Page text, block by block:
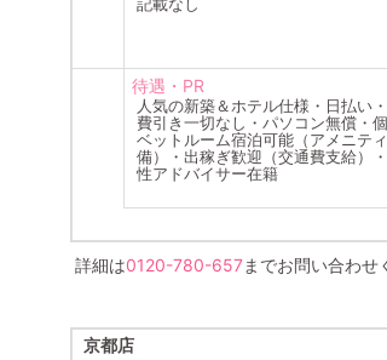
待遇・PR
人気の新築＆ホテル仕様・日払い
費引き一切なし・パソコン無償・
ベットルーム宿泊可能（アメニテ
備）・出稼ぎ歓迎（交通費支給）
性アドバイサー在籍
詳細は0120-780-657までお問い合わせ
京都店